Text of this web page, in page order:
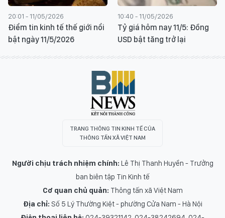
20:01 - 11/05/2026
Điểm tin kinh tế thế giới nổi
bật ngày 11/5/2026
10:40 - 11/05/2026
Tỷ giá hôm nay 11/5: Đồng
USD bật tăng trở lại
TRANG THÔNG TIN KINH TẾ CỦA
THÔNG TẤN XÃ VIỆT NAM
Người chịu trách nhiệm chính: Lê Thị Thanh Huyền - Trưởng
ban biên tập Tin Kinh tế
Cơ quan chủ quản: Thông tấn xã Việt Nam
Địa chỉ: Số 5 Lý Thường Kiệt - phường Cửa Nam - Hà Nội